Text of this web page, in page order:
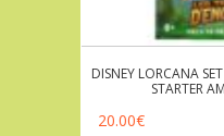
DISNEY LORCANA SET
STARTER
20.00€